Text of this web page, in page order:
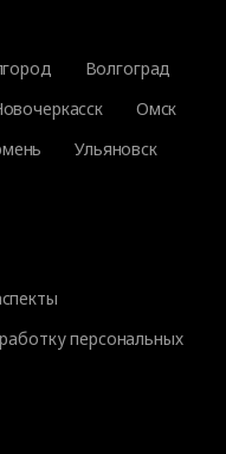
Волгоград
Омск
Ульяновск
персональных